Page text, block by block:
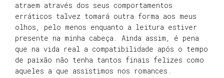
atraem através dos seus comportamentos
erráticos talvez tomará outra forma aos meus
olhos, pelo menos enquanto a leitura estiver
presente na minha cabeça. Ainda assim, é pena
que na vida real a compatibilidade após o tempo
de paixão não tenha tantos finais felizes como
aqueles a que assistimos nos romances.